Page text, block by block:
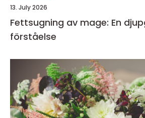
13. July 2026
Fettsugning av mage: En
förståelse